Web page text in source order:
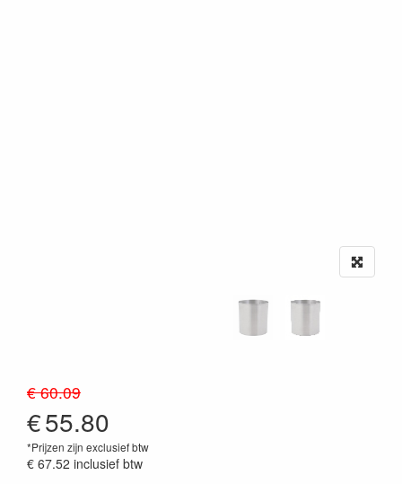
€ 60.09
€55.80
*Prijzen zijn exclusief btw
€ 67.52 inclusief btw